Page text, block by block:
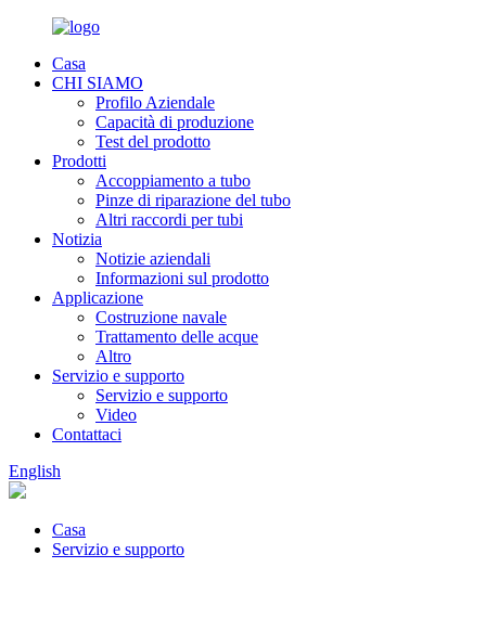
Casa
CHI SIAMO
Profilo Aziendale
Capacità di produzione
Test del prodotto
Prodotti
Accoppiamento a tubo
Pinze di riparazione del tubo
Altri raccordi per tubi
Notizia
Notizie aziendali
Informazioni sul prodotto
Applicazione
Costruzione navale
Trattamento delle acque
Altro
Servizio e supporto
Servizio e supporto
Video
Contattaci
English
Casa
Servizio e supporto